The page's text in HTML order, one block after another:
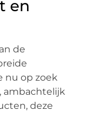
en
de
nu op zoek
ambachtelijk
deze